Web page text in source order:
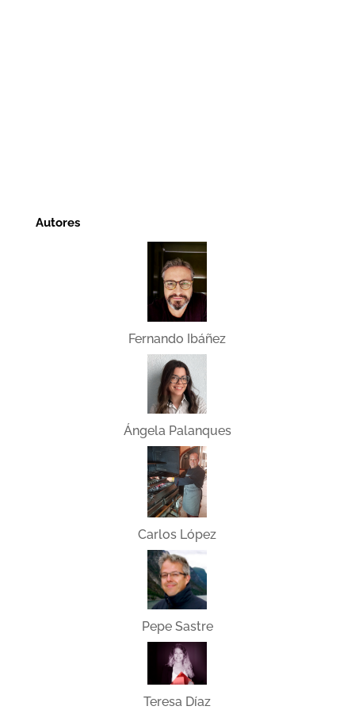
Autores
Fernando Ibáñez
Ángela Palanques
Carlos López
Pepe Sastre
Teresa Díaz